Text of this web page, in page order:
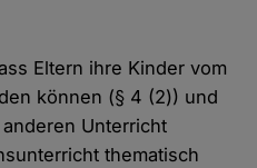
Eltern ihre Kinder vom
können (§ 4 (2)) und
Unterricht
thematisch